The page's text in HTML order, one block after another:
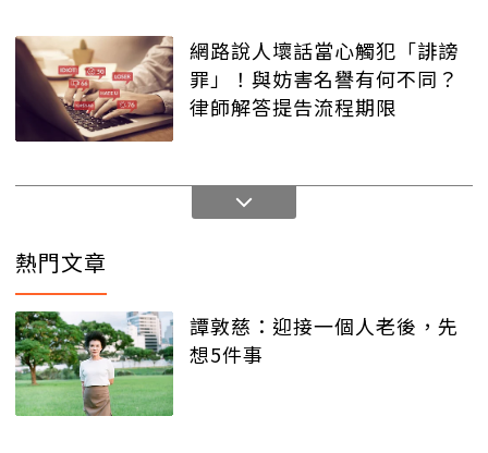
網路說人壞話當心觸犯「誹謗
罪」！與妨害名譽有何不同？
律師解答提告流程期限
熱門文章
譚敦慈：迎接一個人老後，先
想5件事